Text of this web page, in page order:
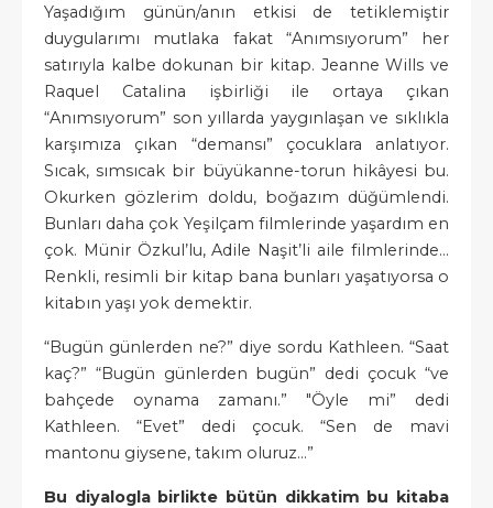
Yaşadığım günün/anın etkisi de tetiklemiştir
duygularımı mutlaka fakat “Anımsıyorum” her
satırıyla kalbe dokunan bir kitap. Jeanne Wills ve
Raquel Catalina işbirliği ile ortaya çıkan
“Anımsıyorum” son yıllarda yaygınlaşan ve sıklıkla
karşımıza çıkan “demansı” çocuklara anlatıyor.
Sıcak, sımsıcak bir büyükanne-torun hikâyesi bu.
Okurken gözlerim doldu, boğazım düğümlendi.
Bunları daha çok Yeşilçam filmlerinde yaşardım en
çok. Münir Özkul’lu, Adile Naşit’li aile filmlerinde…
Renkli, resimli bir kitap bana bunları yaşatıyorsa o
kitabın yaşı yok demektir.
“Bugün günlerden ne?” diye sordu Kathleen. “Saat
kaç?” “Bugün günlerden bugün” dedi çocuk “ve
bahçede oynama zamanı.” "Öyle mi” dedi
Kathleen. “Evet” dedi çocuk. “Sen de mavi
mantonu giysene, takım oluruz…”
Bu diyalogla birlikte bütün dikkatim bu kitaba